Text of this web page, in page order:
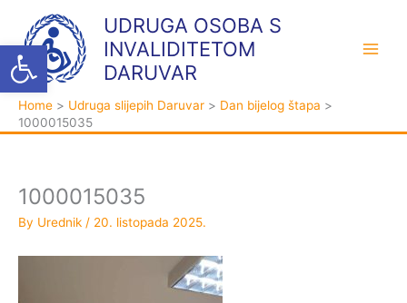
Open toolbar
content
UDRUGA OSOBA S
INVALIDITETOM
DARUVAR
Home Udruga slijepih Daruvar
Dan bijelog štapa
1000015035
1000015035
By Urednik / 20. listopada 2025.
t
e
g
o
e
h
i
v
a